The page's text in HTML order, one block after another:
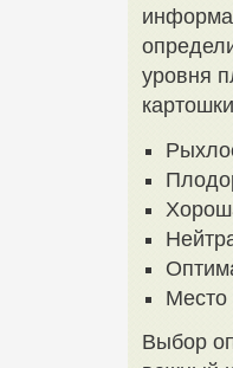
уровня
Место
Выбор